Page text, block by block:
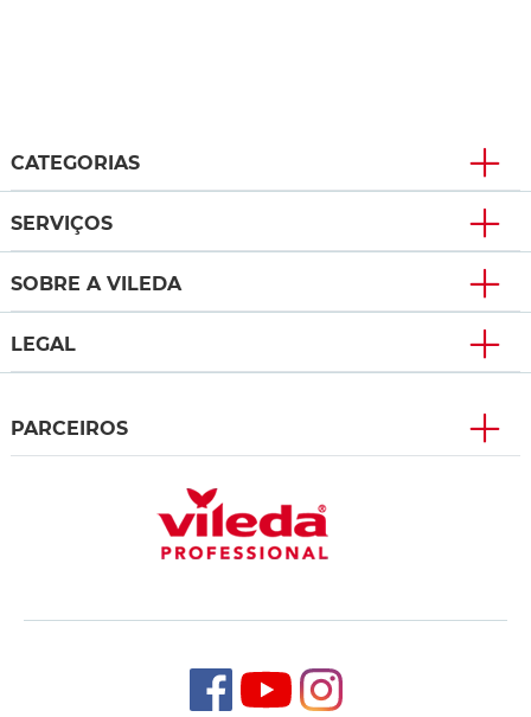
CATEGORIAS
SERVIÇOS
SOBRE A VILEDA
LEGAL
PARCEIROS